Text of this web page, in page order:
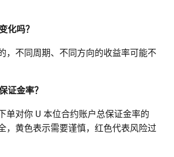
化吗？
，不同周期、不同方向的收益率可能不
证金率？
单对你 U 本位合约账户总保证金率的
，黄色表示需要谨慎，红色代表风险过